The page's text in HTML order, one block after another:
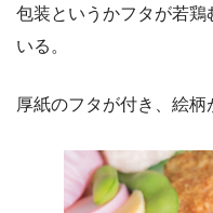
包装というかフタが若
いる。
厚紙のフタが付き、絵柄